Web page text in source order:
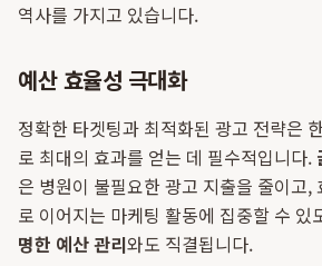
역사를 가지고 있습니다.
예산 효율성 극대화
정확한 타겟팅과 최적화된 광고 전략은
로 최대의 효과를 얻는 데 필수적입니다.
은 병원이 불필요한 광고 지출을 줄이고,
로 이어지는 마케팅 활동에 집중할 수 있
명한 예산 관리와도 직결됩니다.